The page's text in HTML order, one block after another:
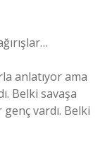
anlatıyor ama
Belki savaşa
vardı. Belki